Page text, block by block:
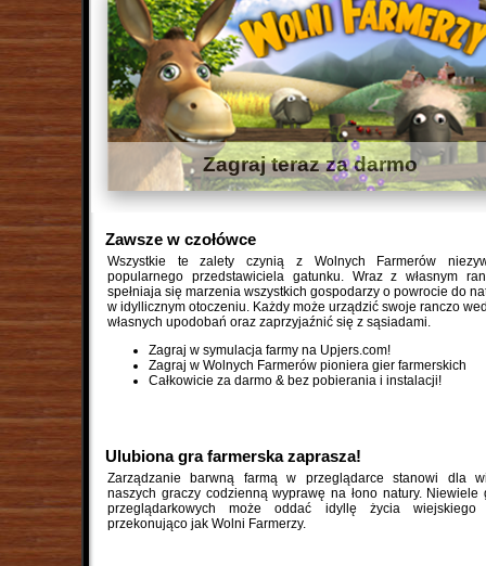
Zagraj teraz za darmo
Zawsze w czołówce
Wszystkie te zalety czynią z Wolnych Farmerów
popularnego przedstawiciela gatunku. Wraz z własnym
spełniaja się marzenia wszystkich gospodarzy o powrocie do
w idyllicznym otoczeniu. Każdy może urządzić swoje ranczo
własnych upodobań oraz zaprzyjaźnić się z sąsiadami.
Zagraj w symulacja farmy na Upjers.com!
Zagraj w Wolnych Farmerów pioniera gier farmerskich
Całkowicie za darmo & bez pobierania i instalacji!
Ulubiona gra farmerska zaprasza!
Zarządzanie barwną farmą w przeglądarce stanowi dla
naszych graczy codzienną wyprawę na łono natury. Niewiele
przeglądarkowych może oddać idyllę życia wiejskiego
przekonująco jak Wolni Farmerzy.